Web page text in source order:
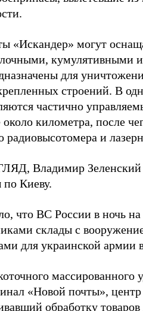
«Искандер» могут
для
строений. В
частично
километра, после
и
Владимир Зеленский
Киеву.
что ВС России в ночь на
склады с
для украинской армии
массированного
«Новой почты», центр
обработку товаров